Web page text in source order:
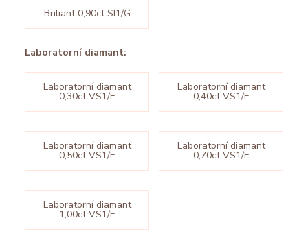
Briliant 0,90ct SI1/G
Laboratorní diamant:
Laboratorní diamant
0,30ct VS1/F
Laboratorní diamant
0,40ct VS1/F
Laboratorní diamant
0,50ct VS1/F
Laboratorní diamant
0,70ct VS1/F
Laboratorní diamant
1,00ct VS1/F